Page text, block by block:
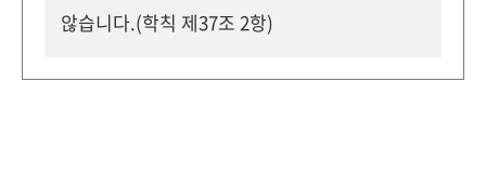
않습니다.(학칙 제37조 2항)